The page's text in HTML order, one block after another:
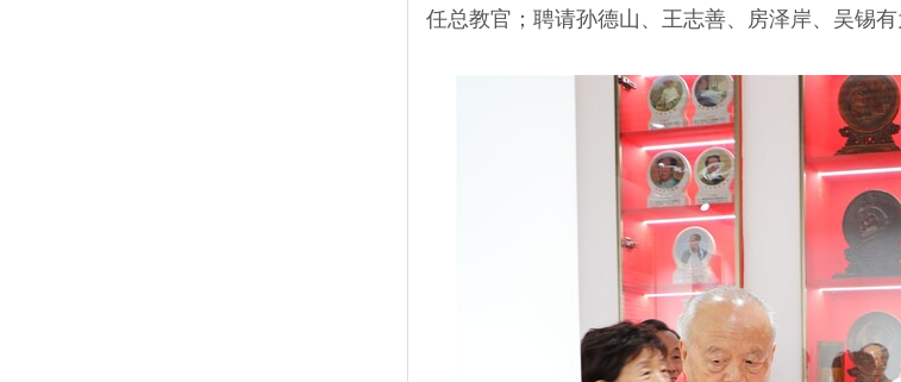
任总教官；聘请孙德山、王志善、房泽岸、吴锡